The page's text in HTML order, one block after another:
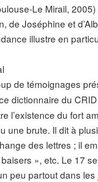
Le Mirail,
de Joséphine et
illustre en
de témoignages
dictionnaire du
l’existence du fort
une brute. Il dit à
des lettres ; il
», etc. Le 17
peu partout dans